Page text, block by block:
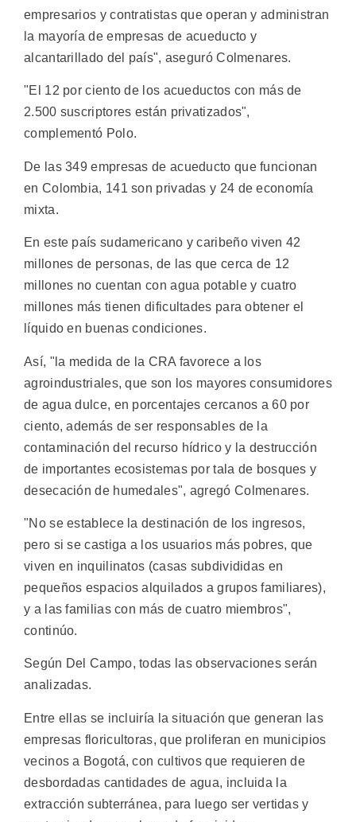
empresarios y contratistas que operan y administran
la mayoría de empresas de acueducto y
alcantarillado del país", aseguró Colmenares.
"El 12 por ciento de los acueductos con más de
2.500 suscriptores están privatizados",
complementó Polo.
De las 349 empresas de acueducto que funcionan
en Colombia, 141 son privadas y 24 de economía
mixta.
En este país sudamericano y caribeño viven 42
millones de personas, de las que cerca de 12
millones no cuentan con agua potable y cuatro
millones más tienen dificultades para obtener el
líquido en buenas condiciones.
Así, "la medida de la CRA favorece a los
agroindustriales, que son los mayores consumidores
de agua dulce, en porcentajes cercanos a 60 por
ciento, además de ser responsables de la
contaminación del recurso hídrico y la destrucción
de importantes ecosistemas por tala de bosques y
desecación de humedales", agregó Colmenares.
"No se establece la destinación de los ingresos,
pero si se castiga a los usuarios más pobres, que
viven en inquilinatos (casas subdivididas en
pequeños espacios alquilados a grupos familiares),
y a las familias con más de cuatro miembros",
continúo.
Según Del Campo, todas las observaciones serán
analizadas.
Entre ellas se incluiría la situación que generan las
empresas floricultoras, que proliferan en municipios
vecinos a Bogotá, con cultivos que requieren de
desbordadas cantidades de agua, incluida la
extracción subterránea, para luego ser vertidas y